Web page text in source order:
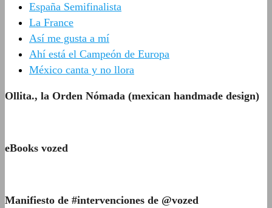
España Semifinalista
La France
Así me gusta a mí
Ahí está el Campeón de Europa
México canta y no llora
Ollita., la Orden Nómada (mexican handmade design)
eBooks vozed
Manifiesto de #intervenciones de @vozed